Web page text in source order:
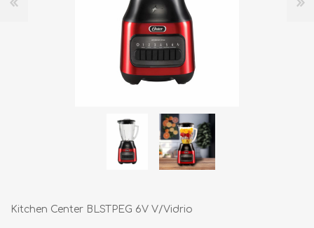
Kitchen Center BLSTPEG 6V V/Vidrio